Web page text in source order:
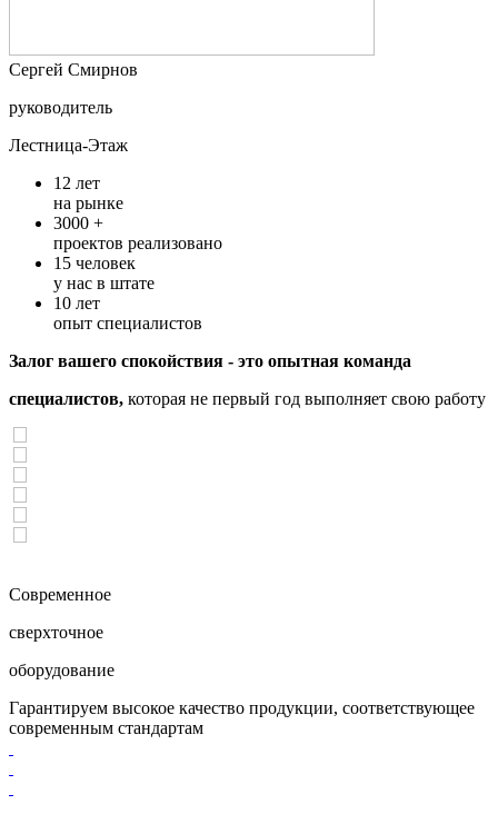
Cергей Смирнов
руководитель
Лестница-Этаж
12 лет
на рынке
3000 +
проектов реализовано
15 человек
у нас в штате
10 лет
опыт специалистов
Залог вашего спокойствия - это опытная команда
специалистов, которая не первый год выполняет свою работу
Современное
cверхточное
оборудование
Гарантируем высокое качество продукции, соответствующее
современным стандартам